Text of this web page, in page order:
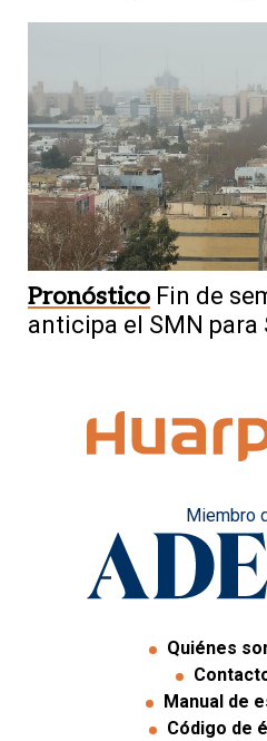
Pronóstico Fin de
anticipa el SMN para
Miembro
Quiénes
Manual de
Código de